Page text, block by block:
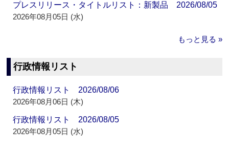
プレスリリース・タイトルリスト：新製品 2026/08/05
2026年08月05日 (水)
もっと見る »
行政情報リスト
行政情報リスト 2026/08/06
2026年08月06日 (木)
行政情報リスト 2026/08/05
2026年08月05日 (水)